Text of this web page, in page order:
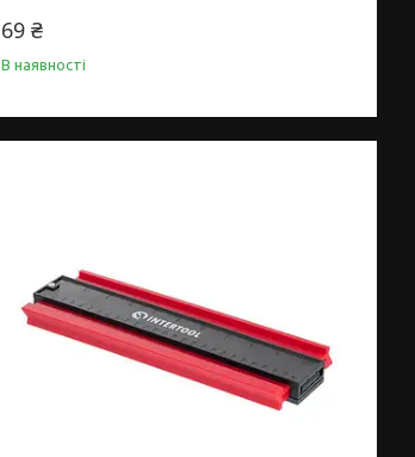
69 ₴
В наявності